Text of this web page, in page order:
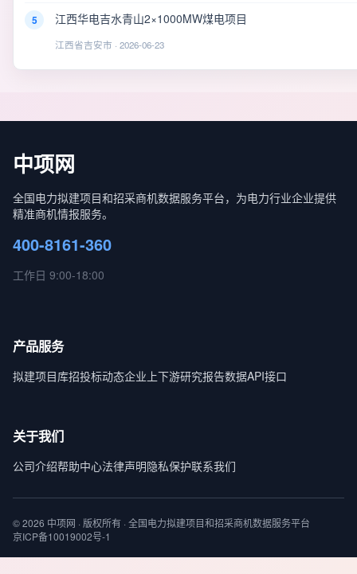
5 江西华电吉水青山2×1000MW煤电项目
江西省吉安市 · 2026-06-23
中项网
全国电力拟建项目和招采商机数据服务平台，为电力行业企业提供
精准商机情报服务。
400-8161-360
工作日 9:00-18:00
产品服务
拟建项目库招投标动态企业上下游研究报告数据API接口
关于我们
公司介绍帮助中心法律声明隐私保护联系我们
© 2026 中项网 · 版权所有 · 全国电力拟建项目和招采商机数据服务平台
京ICP备10019002号-1